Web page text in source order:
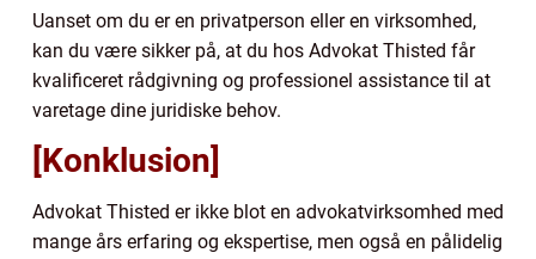
Uanset om du er en privatperson eller en virksomhed,
kan du være sikker på, at du hos Advokat Thisted får
kvalificeret rådgivning og professionel assistance til at
varetage dine juridiske behov.
[Konklusion]
Advokat Thisted er ikke blot en advokatvirksomhed med
mange års erfaring og ekspertise, men også en pålidelig